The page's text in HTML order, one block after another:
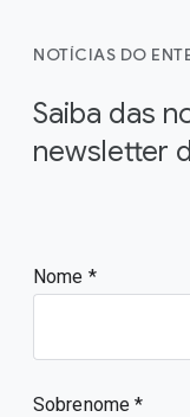
NOTÍCIAS DO
Saiba das
newsletter
Nome
Sobrenome